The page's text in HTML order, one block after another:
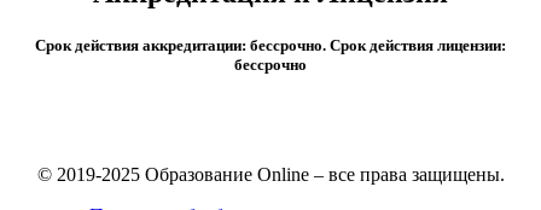
Срок действия аккредитации: бессрочно. Срок действия лицензии:
бессрочно
© 2019-2025 Образование Online – все права защищены.